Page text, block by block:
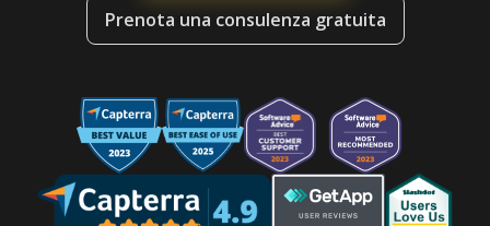
Prenota una consulenza gratuita